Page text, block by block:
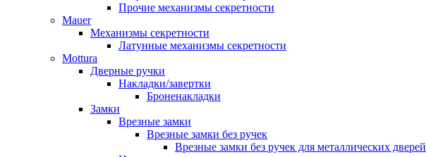
Прочие механизмы секретности
Mauer
Механизмы секретности
Латунные механизмы секретности
Mottura
Дверные ручки
Накладки/завертки
Броненакладки
Замки
Врезные замки
Врезные замки без ручек
Врезные замки без ручек для металлических дверей